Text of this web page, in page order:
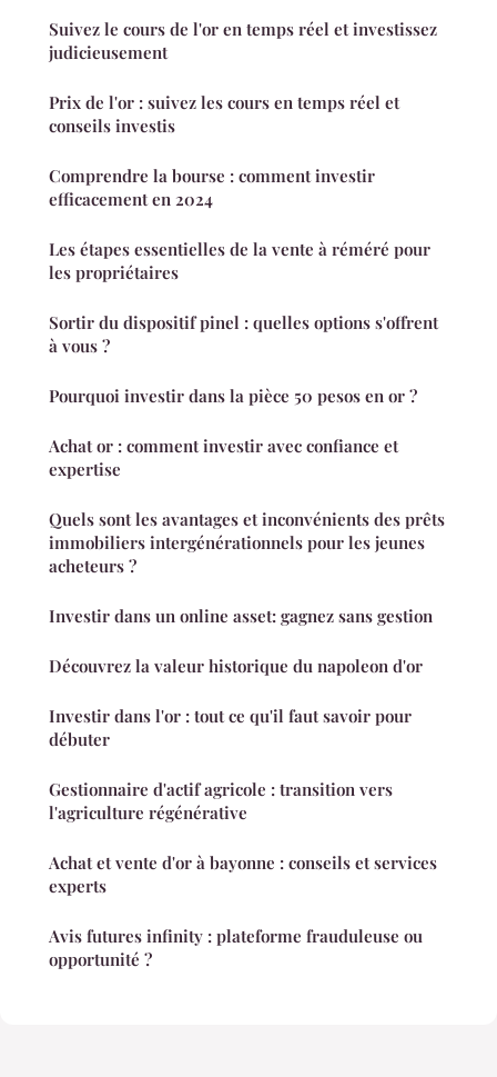
Suivez le cours de l'or en temps réel et investissez
judicieusement
Prix de l'or : suivez les cours en temps réel et
conseils investis
Comprendre la bourse : comment investir
efficacement en 2024
Les étapes essentielles de la vente à réméré pour
les propriétaires
Sortir du dispositif pinel : quelles options s'offrent
à vous ?
Pourquoi investir dans la pièce 50 pesos en or ?
Achat or : comment investir avec confiance et
expertise
Quels sont les avantages et inconvénients des prêts
immobiliers intergénérationnels pour les jeunes
acheteurs ?
Investir dans un online asset: gagnez sans gestion
Découvrez la valeur historique du napoleon d'or
Investir dans l'or : tout ce qu'il faut savoir pour
débuter
Gestionnaire d'actif agricole : transition vers
l'agriculture régénérative
Achat et vente d'or à bayonne : conseils et services
experts
Avis futures infinity : plateforme frauduleuse ou
opportunité ?